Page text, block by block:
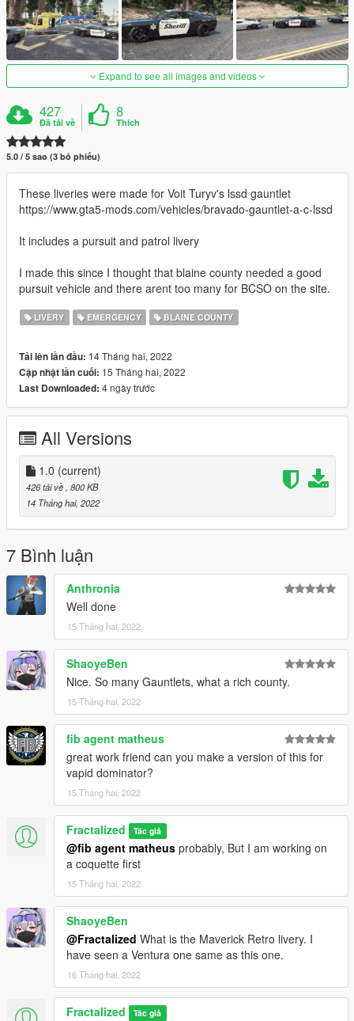
Expand to see all images and videos
427
Đã tải về
8
Thích
5.0 / 5 sao (3 bỏ phiếu)
These liveries were made for Voit Turyv's lssd gauntlet
https://www.gta5-mods.com/vehicles/bravado-gauntlet-a-c-lssd
It includes a pursuit and patrol livery
I made this since I thought that blaine county needed a good
pursuit vehicle and there arent too many for BCSO on the site.
LIVERY EMERGENCY BLAINE COUNTY
Tải lên lần đầu: 14 Tháng hai, 2022
Cập nhật lần cuối: 15 Tháng hai, 2022
Last Downloaded: 4 ngày trước
All Versions
1.0 (current)
426 tải về , 800 KB
14 Tháng hai, 2022
7 Bình luận
Anthronia
Well done
15 Tháng hai, 2022
ShaoyeBen
Nice. So many Gauntlets, what a rich county.
15 Tháng hai, 2022
fib agent matheus
great work friend can you make a version of this for
vapid dominator?
15 Tháng hai, 2022
Fractalized Tác giả
@fib agent matheus probably, But I am working on
a coquette first
15 Tháng hai, 2022
ShaoyeBen
@Fractalized What is the Maverick Retro livery. I
have seen a Ventura one same as this one.
16 Tháng hai, 2022
Fractalized Tác giả